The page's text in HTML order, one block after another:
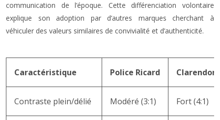
communication de l’époque. Cette différenciation volontaire
explique son adoption par d’autres marques cherchant à
véhiculer des valeurs similaires de convivialité et d’authenticité.
Caractéristique Police Ricard Clarendon
Contraste plein/délié Modéré (3:1) Fort (4:1)